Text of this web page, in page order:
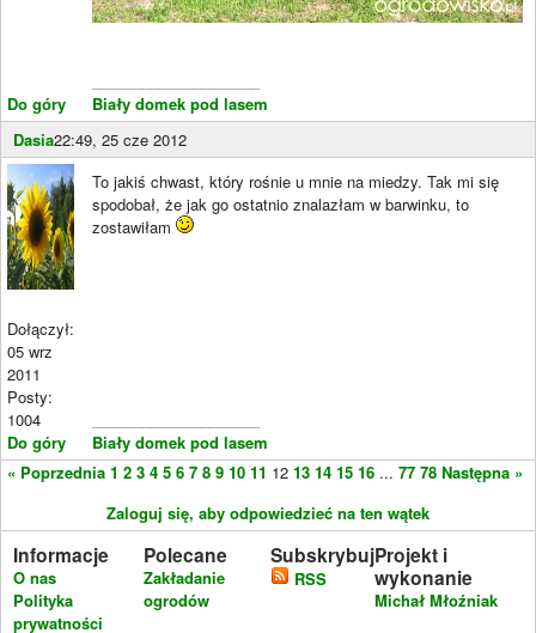
Do góry
Biały domek pod lasem
Dasia22:49, 25 cze 2012
Dołączył:
05 wrz
2011
Posty:
1004
Do góry
To jakiś chwast, który rośnie u mnie na miedzy. Tak mi się
spodobał, że jak go ostatnio znalazłam w barwinku, to
zostawiłam
Biały domek pod lasem
« Poprzednia 1 2 3 4 5 6 7 8 9 10 11 12 13 14 15 16 ... 77 78 Następna »
Zaloguj się, aby odpowiedzieć na ten wątek
Informacje
O nas
Polityka
prywatności
Polecane
Zakładanie
ogrodów
Subskrybuj
RSS
Projekt i
wykonanie
Michał Młoźniak